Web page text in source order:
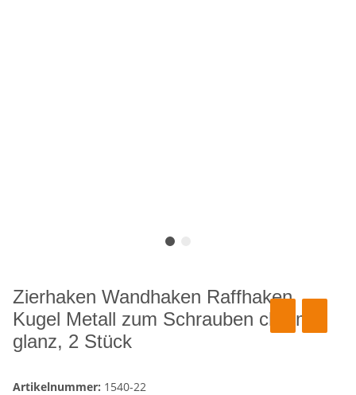
Zierhaken Wandhaken Raffhaken
Kugel Metall zum Schrauben chrom
glanz, 2 Stück
Artikelnummer: 1540-22